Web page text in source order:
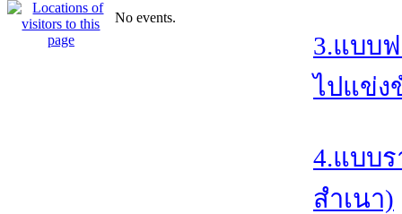
No events.
3.แบบ
ไปแข่ง
4.แบบ
สำเนา)